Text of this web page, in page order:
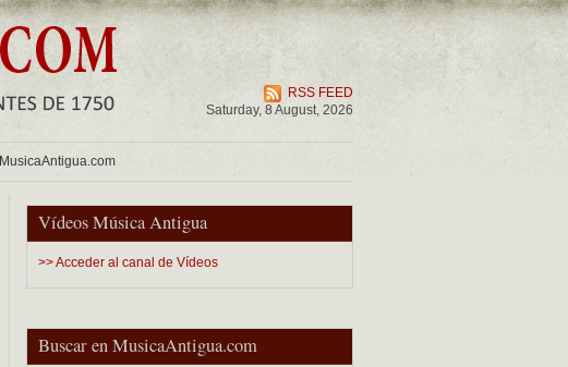
RSS FEED
Saturday, 8 August, 2026
MusicaAntigua.com
Vídeos Música Antigua
>> Acceder al canal de Vídeos
Buscar en MusicaAntigua.com